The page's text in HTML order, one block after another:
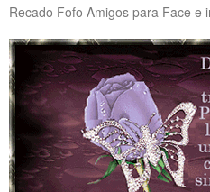
Recado Fofo Amigos para Face